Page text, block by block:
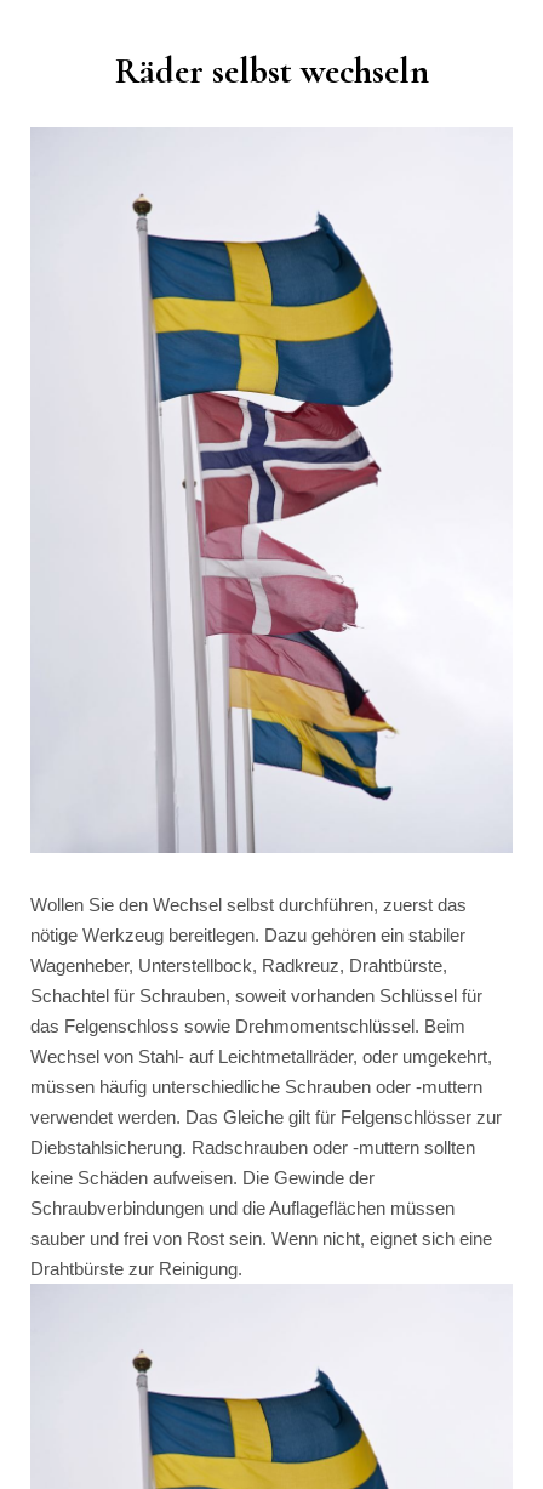
Räder selbst wechseln
Wollen Sie den Wechsel selbst durchführen, zuerst das
nötige Werkzeug bereitlegen. Dazu gehören ein stabiler
Wagenheber, Unterstellbock, Radkreuz, Drahtbürste,
Schachtel für Schrauben, soweit vorhanden Schlüssel für
das Felgenschloss sowie Drehmomentschlüssel. Beim
Wechsel von Stahl- auf Leichtmetallräder, oder umgekehrt,
müssen häufig unterschiedliche Schrauben oder -muttern
verwendet werden. Das Gleiche gilt für Felgenschlösser zur
Diebstahlsicherung. Radschrauben oder -muttern sollten
keine Schäden aufweisen. Die Gewinde der
Schraubverbindungen und die Auflageflächen müssen
sauber und frei von Rost sein. Wenn nicht, eignet sich eine
Drahtbürste zur Reinigung.